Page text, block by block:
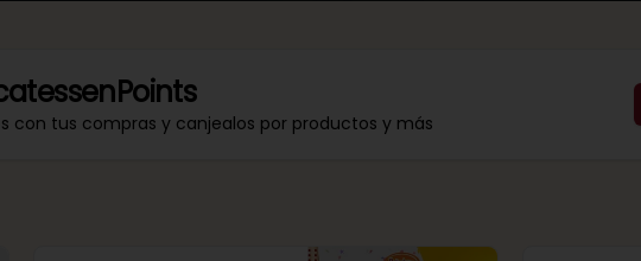
con tus compras y canjealos por productos y más